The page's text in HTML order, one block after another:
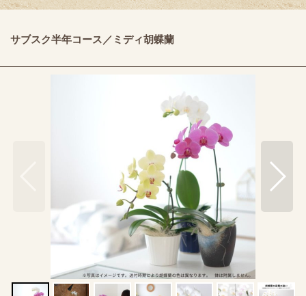
サブスク半年コース／ミディ胡蝶蘭